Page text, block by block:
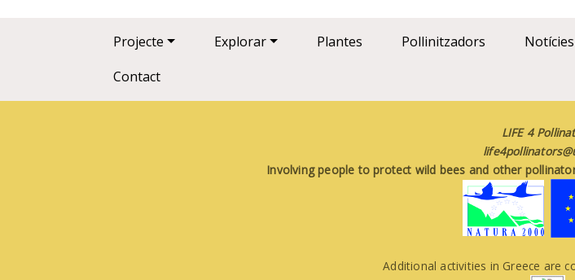
Main navigation
Projecte Explorar Plantes Pollinitzadors
Contact
LIFE 4
Involving people to protect wild bees and other
Additional activities in Greece are